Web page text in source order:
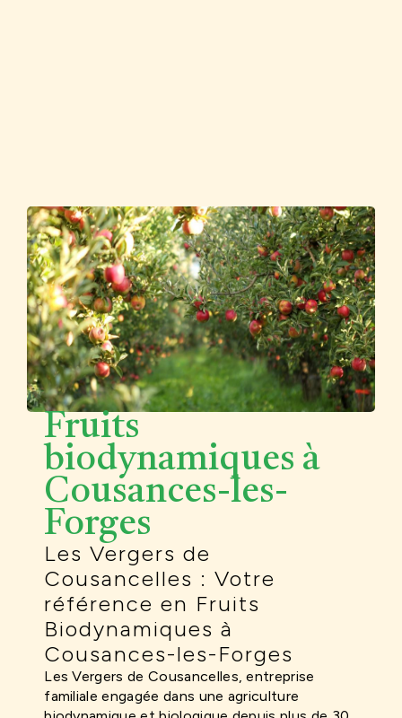
Fruits
biodynamiques à
Cousances-les-
Forges
Les Vergers de
Cousancelles : Votre
référence en Fruits
Biodynamiques à
Cousances-les-Forges
Les Vergers de Cousancelles, entreprise
familiale engagée dans une agriculture